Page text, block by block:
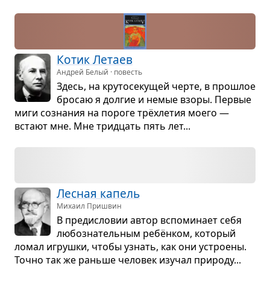
Котик Летаев
Андрей Белый · повесть
Здесь, на кру­то­се­ку­щей черте, в про­шлое
бро­саю я дол­гие и немые взоры. Пер­вые
миги созна­ния на пороге трёхле­тия моего —
встают мне. Мне трид­цать пять лет...
Лес­ная капель
Михаил Пришвин
В пре­ди­сло­вии автор вспо­ми­нает себя
любо­зна­тель­ным ребён­ком, кото­рый
ломал игрушки, чтобы узнать, как они устро­ены.
Точно так же раньше чело­век изу­чал при­роду...